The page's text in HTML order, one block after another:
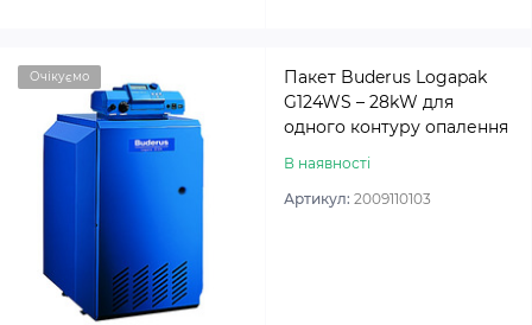
Очікуємо
Пакет Buderus Logapak
G124WS – 28kW для
одного контуру опалення
В наявності
Артикул: 2009110103